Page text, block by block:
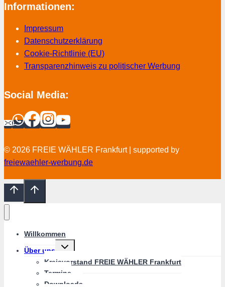
Informationen:
Impressum
Datenschutzerklärung
Cookie-Richtlinie (EU)
Transparenzhinweis zu politischer Werbung
Social Media:
© 2026 FREIE WÄHLER Frankfurt | supported by
freiewaehler-werbung.de
Willkommen
Über uns
Untermenü
umschalten
Kreisvorstand FREIE WÄHLER Frankfurt
Termine
Downloads